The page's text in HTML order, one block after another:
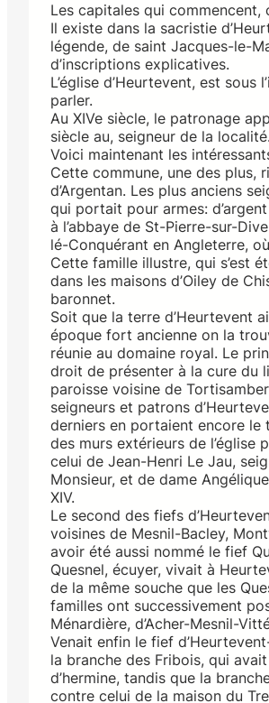
Les capitales qui
Il existe dans la sacristie
légende, de saint Jacques-le-
d’inscriptions explicatives.
L’église d’Heurtevent, est
parler.
Au XIVe siècle, le patronage
siècle au, seigneur de la localité.
Voici maintenant les
Cette commune, une des plus,
d’Argentan. Les plus anciens
qui portait pour armes:
à l’abbaye de St-Pierre-sur-
lé-Conquérant en Angleterre,
Cette famille illustre, qui s’est
dans les maisons d’Oiley de
baronnet.
Soit que la terre d’Heurtevent
époque fort ancienne on la
réunie au domaine royal. Le
droit de présenter à la cure du
paroisse voisine de
seigneurs et patrons
derniers en portaient encore le
des murs extérieurs de l’église
celui de Jean-Henri Le Jau,
Monsieur, et de dame
XIV.
Le second des fiefs
voisines de Mesnil-Bacley,
avoir été aussi nommé le fief
Quesnel, écuyer, vivait à
de la même souche que les
familles ont successivement
Ménardière, d’Acher-Mesnil-
Venait enfin le fief
la branche des Fribois, qui
d’hermine, tandis que la
contre celui de la maison du